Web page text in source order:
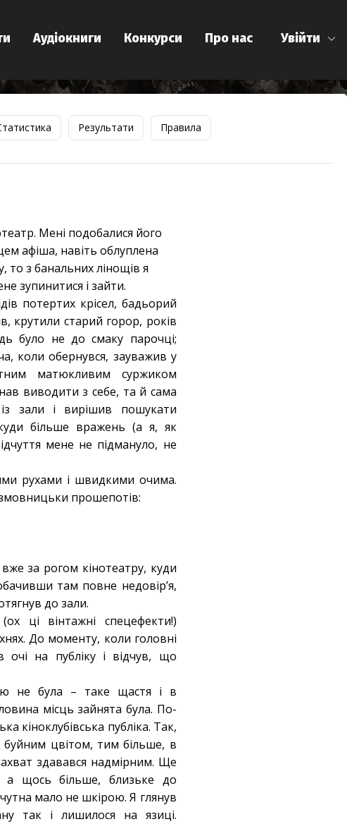
Увійти
Аудіокниги Конкурси Про нас
Результати Правила
Мені подобалися його
афіша, навіть облуплена
то з банальних лінощів я
зупинитися і зайти.
потертих крісел, бадьорий
крутили старий горор, років
було не до смаку парочці;
коли обернувся, зауважив у
матюкливим суржиком
виводити з себе, та й сама
зали і вирішив пошукати
більше вражень (а я, як
мене не підмануло, не
рухами і швидкими очима.
прошепотів:
вже за рогом кінотеатру, куди
там повне недовір’я,
до зали.
ці вінтажні спецефекти!)
До моменту, коли головні
на публіку і відчув, що
не була – таке щастя і в
місць зайнята була. По-
кіноклубівська публіка. Так,
цвітом, тим більше, в
здавався надмірним. Ще
щось більше, близьке до
мало не шкірою. Я глянув
так і лишилося на язиці.